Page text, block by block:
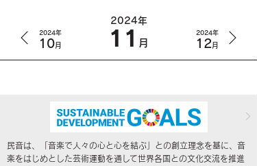
2024年
10月
2024年
11 月
2024年
12月
民音は、「音楽で人々の心と心を結ぶ」との創立理念を基に、音
楽をはじめとした芸術運動を通して世界各国との文化交流を推進